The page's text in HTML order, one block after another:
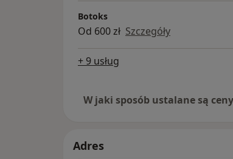
Botoks
Od 600 zł Szczegóły
+ 9 usług
W jaki sposób ustalane są
Adres